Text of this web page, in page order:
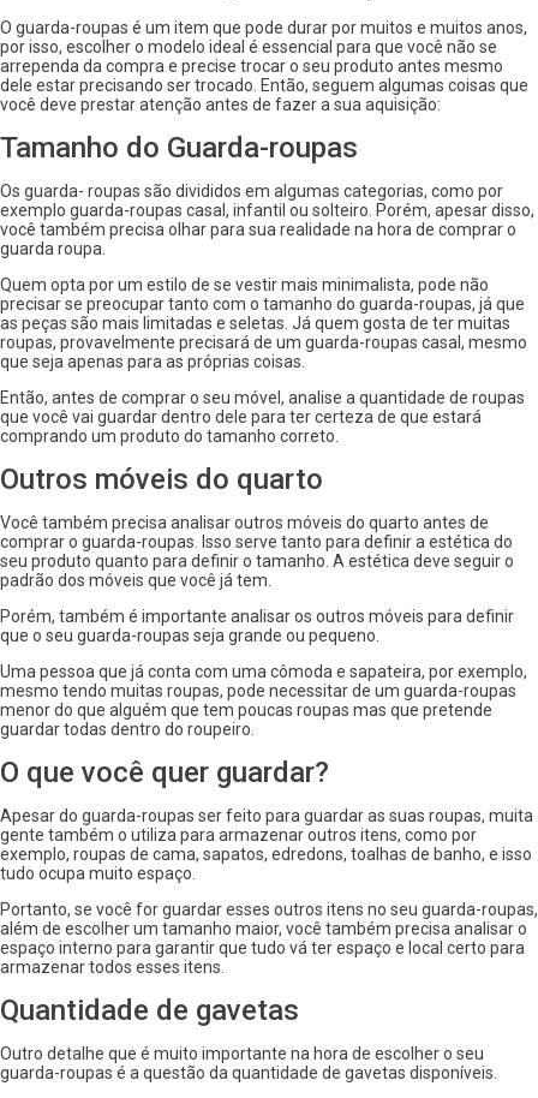
O guarda-roupas é um item que pode durar por muitos e muitos anos,
por isso, escolher o modelo ideal é essencial para que você não se
arrependa da compra e precise trocar o seu produto antes mesmo
dele estar precisando ser trocado. Então, seguem algumas coisas que
você deve prestar atenção antes de fazer a sua aquisição:
Tamanho do Guarda-roupas
Os guarda- roupas são divididos em algumas categorias, como por
exemplo guarda-roupas casal, infantil ou solteiro. Porém, apesar disso,
você também precisa olhar para sua realidade na hora de comprar o
guarda roupa.
Quem opta por um estilo de se vestir mais minimalista, pode não
precisar se preocupar tanto com o tamanho do guarda-roupas, já que
as peças são mais limitadas e seletas. Já quem gosta de ter muitas
roupas, provavelmente precisará de um guarda-roupas casal, mesmo
que seja apenas para as próprias coisas.
Então, antes de comprar o seu móvel, analise a quantidade de roupas
que você vai guardar dentro dele para ter certeza de que estará
comprando um produto do tamanho correto.
Outros móveis do quarto
Você também precisa analisar outros móveis do quarto antes de
comprar o guarda-roupas. Isso serve tanto para definir a estética do
seu produto quanto para definir o tamanho. A estética deve seguir o
padrão dos móveis que você já tem.
Porém, também é importante analisar os outros móveis para definir
que o seu guarda-roupas seja grande ou pequeno.
Uma pessoa que já conta com uma cômoda e sapateira, por exemplo,
mesmo tendo muitas roupas, pode necessitar de um guarda-roupas
menor do que alguém que tem poucas roupas mas que pretende
guardar todas dentro do roupeiro.
O que você quer guardar?
Apesar do guarda-roupas ser feito para guardar as suas roupas, muita
gente também o utiliza para armazenar outros itens, como por
exemplo, roupas de cama, sapatos, edredons, toalhas de banho, e isso
tudo ocupa muito espaço.
Portanto, se você for guardar esses outros itens no seu guarda-roupas,
além de escolher um tamanho maior, você também precisa analisar o
espaço interno para garantir que tudo vá ter espaço e local certo para
armazenar todos esses itens.
Quantidade de gavetas
Outro detalhe que é muito importante na hora de escolher o seu
guarda-roupas é a questão da quantidade de gavetas disponíveis.